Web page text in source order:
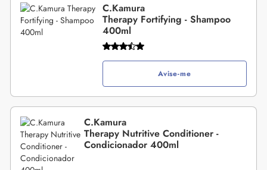
C.Kamura
Therapy Fortifying - Shampoo
400ml
Avise-me
C.Kamura
Therapy Nutritive Conditioner -
Condicionador 400ml